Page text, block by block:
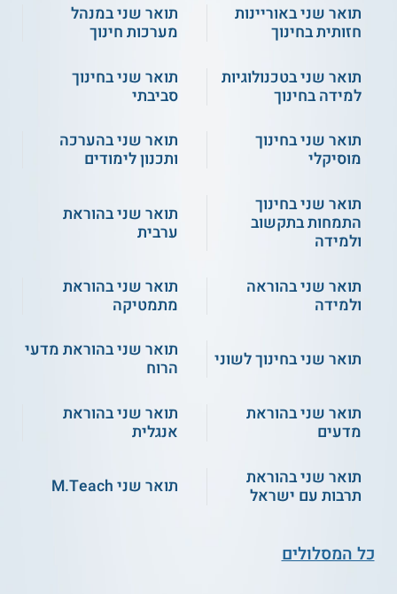
תואר שני באוריינות
חזותית בחינוך
תואר שני במנהל
מערכות חינוך
תואר שני בטכנולוגיות
למידה בחינוך
תואר שני בחינוך
סביבתי
תואר שני בחינוך
מוסיקלי
תואר שני בהערכה
ותכנון לימודים
תואר שני בחינוך
התמחות בתקשוב
ולמידה
תואר שני בהוראת
ערבית
תואר שני בהוראה
ולמידה
תואר שני בהוראת
מתמטיקה
תואר שני בחינוך לשוני
תואר שני בהוראת מדעי
הרוח
תואר שני בהוראת
מדעים
תואר שני בהוראת
אנגלית
תואר שני בהוראת
תרבות עם ישראל
תואר שני M.Teach
כל המסלולים